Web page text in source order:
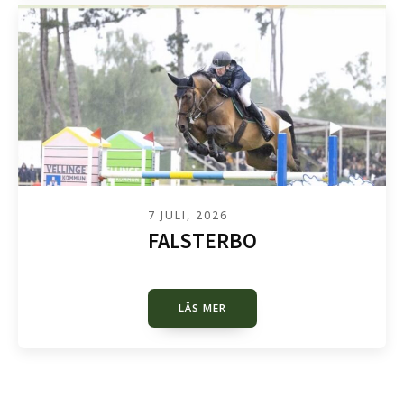
7 JULI, 2026
FALSTERBO
LÄS MER